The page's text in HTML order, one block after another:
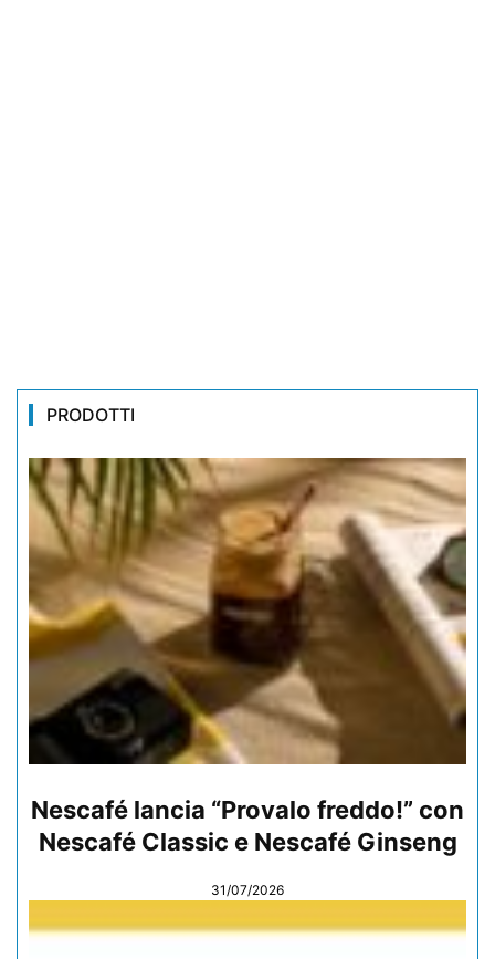
PRODOTTI
Nescafé lancia “Provalo freddo!” con
Nescafé Classic e Nescafé Ginseng
31/07/2026